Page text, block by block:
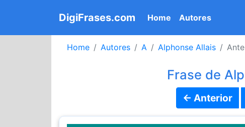
DigiFrases.com Home (current)
Autores
Home Autores A Alphonse Allais
Frase de
← Anterior